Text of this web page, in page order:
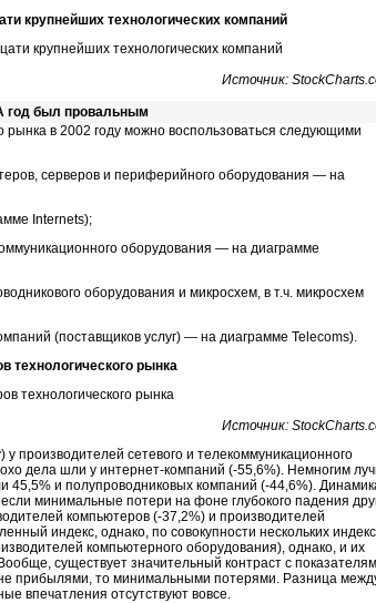
крупнейших технологических компаний
Источник:
год был провальным
рынка в 2002 году можно воспользоваться следующими
серверов и периферийного оборудования — на
Internets);
оборудования — на диаграмме
оборудования и микросхем, в т.ч. микросхем
(поставщиков услуг) — на диаграмме Telecoms).
технологического рынка
Источник:
производителей сетевого и телекоммуникационного
дела шли у интернет-компаний (-55,6%). Немногим
45,5% и полупроводниковых компаний (-44,6%).
минимальные потери на фоне глубокого падения
компьютеров (-37,2%) и производителей
индекс, однако, по совокупности нескольких
компьютерного оборудования), однако, и их
существует значительный контраст с
не прибылями, то минимальными потерями. Разница
впечатления отсутствуют вовсе.